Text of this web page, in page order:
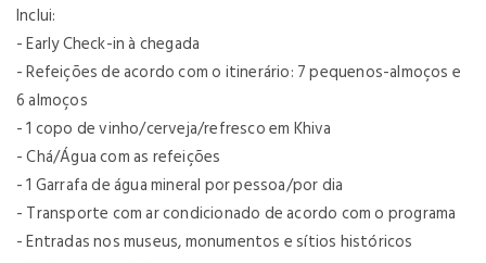
Inclui:
- Early Check-in à chegada
- Refeições de acordo com o itinerário: 7 pequenos-almoços e
6 almoços
- 1 copo de vinho/cerveja/refresco em Khiva
- Chá/Água com as refeições
- 1 Garrafa de água mineral por pessoa/por dia
- Transporte com ar condicionado de acordo com o programa
- Entradas nos museus, monumentos e sítios históricos